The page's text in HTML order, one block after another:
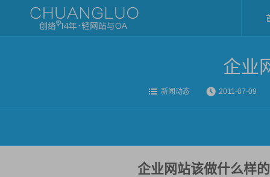
企业
新闻动态 2011-07-09
企业网站该做什么样